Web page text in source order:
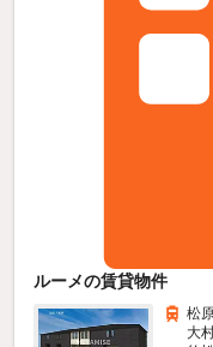
ルーメの賃貸物件
松
大